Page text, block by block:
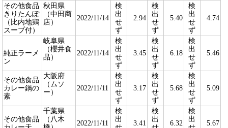
その他食品
きりたんぽ
（比内地鶏
スープ付）
秋田県
（中田商
店）
2022/11/14
検
出
せ
ず
2.94
検
出
せ
ず
5.40
検
出
せ
ず
4.74
純正ラーメ
ン
岐阜県
（櫻井食
品）
2022/11/14
検
出
せ
ず
3.45
検
出
せ
ず
6.18
検
出
せ
ず
5.46
その他食品
カレー鍋の
素
大阪府
（ムソ
ー）
2022/11/11
検
出
せ
ず
3.17
検
出
せ
ず
5.68
検
出
せ
ず
5.09
その他食品
千葉県
（八木
2022/11/11
検
出
3.41
検
出
6.32
検
出
5.67